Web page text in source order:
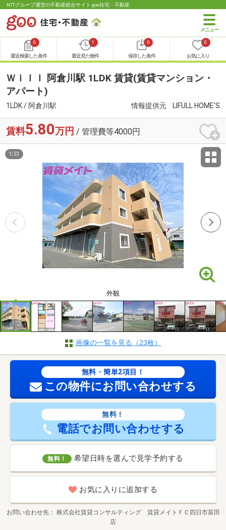
NTTグループ運営の不動産総合サイト goo住宅・不動産
0
最近検索した条件
1
最近見た物件
0
保存した条件
0
お気に入り
Ｗｉｌｌ 阿倉川駅 1LDK 賃貸(賃貸マンション・
アパート)
1LDK / 阿倉川駅 情報提供元 LIFULL HOME'S
賃料5.80万円 / 管理費等4000円
外観
1 /23
画像の一覧を見る（23枚）
無料・簡単2項目！
この物件にお問い合わせする
無料！
電話でお問い合わせする
無料！ 希望日時を選んで見学予約する
お気に入りに追加する
お問い合わせ先
株式会社賃貸コンサルティング 賃貸メイトＦＣ四日市富田
店